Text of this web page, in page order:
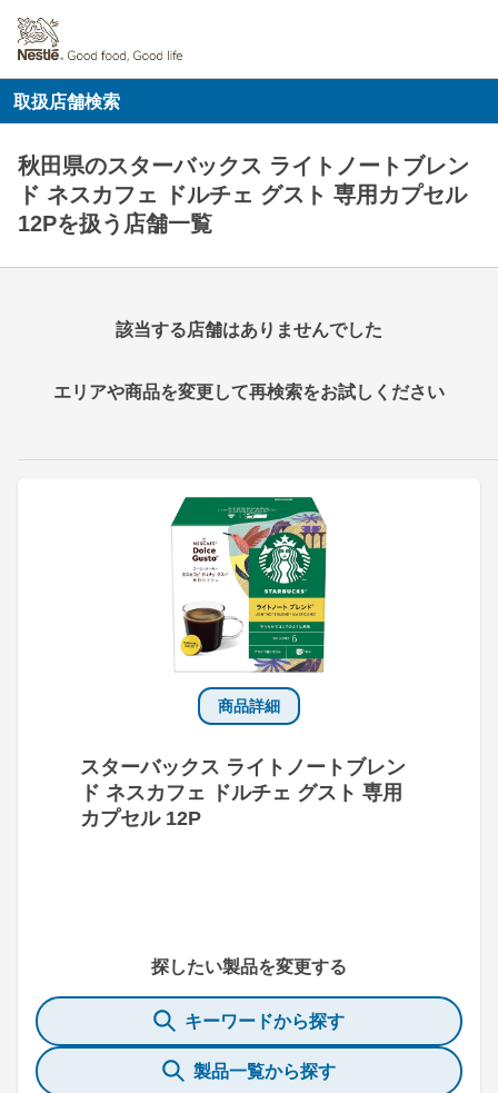
取扱店舗検索
秋田県のスターバックス ライトノートブレン
ド ネスカフェ ドルチェ グスト 専用カプセル
12Pを扱う店舗一覧
商品詳細
スターバックス ライトノートブレン
ド ネスカフェ ドルチェ グスト 専用
カプセル 12P
探したい製品を変更する
キーワードから探す
製品一覧から探す
該当する店舗はありませんでした
エリアや商品を変更して再検索をお試しください